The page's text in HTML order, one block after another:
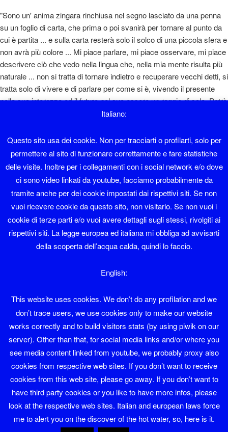
"Sono un' anima zingara rinchiusa nel segno lasciato da una penna
su un foglio di carta, che prima o poi svanirà per tornare al punto da
cui è partita ... e sulla carta resterà solo il solco di una piccola sfera e
non avrà più colore ... Mi piace parlare, mi piace osservare, mi piace
descrivere ciò che vedo nella lingua che, nella mia mente risulta più
naturale ... non si tratta di tornare indietro e recuperare vecchi detti, si
tratta solo di vivere e di parlare per come si è, vivendo il presente
nella sua interezza ed il futuro nel suo essere un raggio di sole. Potrò
sembrare un ottimista e magari lo sono, però si sta così bene ... "
Diaolin
Sono nato a Sover nel 1962 e ho lavorato in albergo fino al 1995.
Faccio il sistemista con Software libero da una vita.
Sono membro del LinuxTrent Oltrefersina da sempre.
Se volete contattarmi la mia mail è diaolin@diaolin.com
il mio nome sarebbe Giuliano Natali ma tutti
mi chiamano Diaolin e va bene così
FB InstagramTw
Proudly powered by WordPress
Italiano:
Questo sito usa dei cookie. Non per tracciarti o profilarti, solo per
permettere al sito di funzionare correttamente e fare statistiche
delle visite. Inoltre per i collegamenti con i social network e/o dove
ci sono video linkati da youtube, facciamo probabilmente da
tramite anche per dei cookie impostati dai rispettivi siti. Se non
vuoi ricevere cookie da questo sito, non visitarlo. Se non vuoi i
cookie di terze parti e/o vuoi avere dettagli sugli stessi, rivolgiti ai
rispettivi siti. La legge europea ed italiana mi obbliga ad avvisarti
della scoperta dell’acqua calda, quindi lo faccio.
English:
This website uses cookies. We don’t do any profilation and we
don’t trace users, we use cookies only to make our website
works correctly and to build visitors stats (by using piwik on our
server). Other than that, for social media links and/or where you
see media content linked from youtube, we probably proxy also
cookies from respective web sites. If you don’t want to receive
cookies from this web site, please go away. If you don’t want to
have third party cookies or you like to have more infos, please
look at the respective web sites. Italian and european laws force
me to alert you on the discover of the hot water, so, here is it.